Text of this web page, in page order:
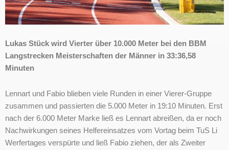
Lukas Stück wird Vierter über 10.000 Meter bei den BBM
Langstrecken Meisterschaften der Männer in 33:36,58
Minuten
Lennart und Fabio blieben viele Runden in einer Vierer-Gruppe
zusammen und passierten die 5.000 Meter in 19:10 Minuten. Erst
nach der 6.000 Meter Marke ließ es Lennart abreißen, da er noch
Nachwirkungen seines Helfereinsatzes vom Vortag beim TuS Li
Werfertages verspürte und ließ Fabio ziehen, der als Zweiter